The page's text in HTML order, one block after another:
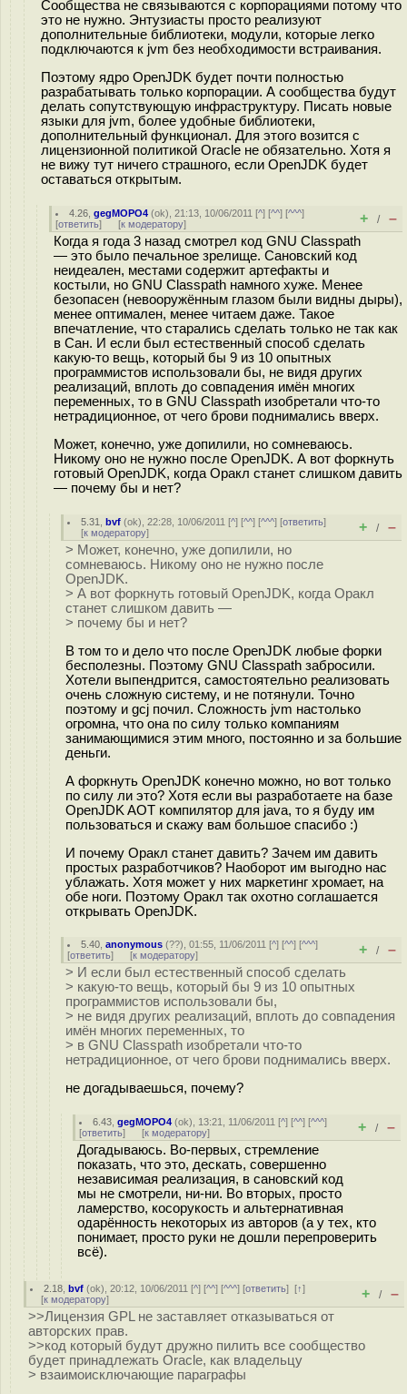
Сообщества не связываются с корпорациями потому что
это не нужно. Энтузиасты просто реализуют
дополнительные библиотеки, модули, которые легко
подключаются к jvm без необходимости встраивания.
Поэтому ядро OpenJDK будет почти полностью
разрабатывать только корпорации. А сообщества будут
делать сопутствующую инфраструктуру. Писать новые
языки для jvm, более удобные библиотеки,
дополнительный функционал. Для этого возится с
лицензионной политикой Oracle не обязательно. Хотя я
не вижу тут ничего страшного, если OpenJDK будет
оставаться открытым.
4.26 ,gegMOPO4 (ok), 21:13, 10/06/2011 [^] [^^] [^^^]
[ответить] [к модератору] + / –
Когда я года 3 назад смотрел код GNU Classpath
— это было печальное зрелище. Сановский код
неидеален, местами содержит артефакты и
костыли, но GNU Classpath намного хуже. Менее
безопасен (невооружённым глазом были видны дыры),
менее оптимален, менее читаем даже. Такое
впечатление, что старались сделать только не так как
в Сан. И если был естественный способ сделать
какую-то вещь, который бы 9 из 10 опытных
программистов использовали бы, не видя других
реализаций, вплоть до совпадения имён многих
переменных, то в GNU Classpath изобретали что-то
нетрадиционное, от чего брови поднимались вверх.
Может, конечно, уже допилили, но сомневаюсь.
Никому оно не нужно после OpenJDK. А вот форкнуть
готовый OpenJDK, когда Оракл станет слишком давить
— почему бы и нет?
5.31 ,bvf (ok), 22:28, 10/06/2011 [^] [^^] [^^^] [ответить]
[к модератору] + / –
> Может, конечно, уже допилили, но
сомневаюсь. Никому оно не нужно после
OpenJDK.
> А вот форкнуть готовый OpenJDK, когда Оракл
станет слишком давить —
> почему бы и нет?
В том то и дело что после OpenJDK любые форки
бесполезны. Поэтому GNU Classpath забросили.
Хотели выпендрится, самостоятельно реализовать
очень сложную систему, и не потянули. Точно
поэтому и gcj почил. Сложность jvm настолько
огромна, что она по силу только компаниям
занимающимися этим много, постоянно и за большие
деньги.
А форкнуть OpenJDK конечно можно, но вот только
по силу ли это? Хотя если вы разработаете на базе
OpenJDK AOT компилятор для java, то я буду им
пользоваться и скажу вам большое спасибо :)
И почему Оракл станет давить? Зачем им давить
простых разработчиков? Наоборот им выгодно нас
ублажать. Хотя может у них маркетинг хромает, на
обе ноги. Поэтому Оракл так охотно соглашается
открывать OpenJDK.
5.40 ,anonymous (??), 01:55, 11/06/2011 [^] [^^] [^^^]
[ответить] [к модератору] + / –
> И если был естественный способ сделать
> какую-то вещь, который бы 9 из 10 опытных
программистов использовали бы,
> не видя других реализаций, вплоть до совпадения
имён многих переменных, то
> в GNU Classpath изобретали что-то
нетрадиционное, от чего брови поднимались вверх.
не догадываешься, почему?
6.43 ,gegMOPO4 (ok), 13:21, 11/06/2011 [^] [^^] [^^^]
[ответить] [к модератору] + / –
Догадываюсь. Во-первых, стремление
показать, что это, дескать, совершенно
независимая реализация, в сановский код
мы не смотрели, ни-ни. Во вторых, просто
ламерство, косорукость и альтернативная
одарённость некоторых из авторов (а у тех, кто
понимает, просто руки не дошли перепроверить
всё).
2.18 ,bvf (ok), 20:12, 10/06/2011 [^] [^^] [^^^] [ответить][↑]
[к модератору] + / –
>>Лицензия GPL не заставляет отказываться от
авторских прав.
>>код который будут дружно пилить все сообщество
будет принадлежать Oracle, как владельцу
> взаимоисключающие параграфы